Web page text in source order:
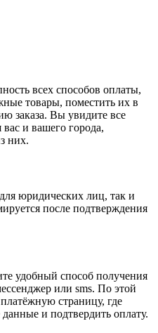
всех способов оплаты,
товары, поместить их в
заказа. Вы увидите все
и вашего города,
них.
юридических лиц, так и
после подтверждения
удобный способ получения
или sms. По этой
страницу, где
и подтвердить оплату.